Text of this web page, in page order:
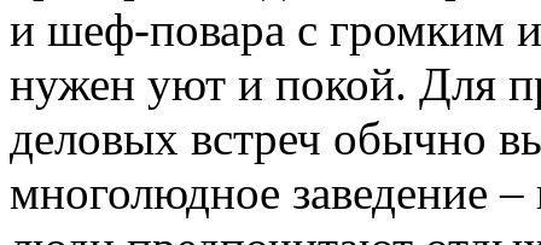
и шеф-повара с громким
нужен уют и покой. Для
деловых встреч обычно
многолюдное заведение